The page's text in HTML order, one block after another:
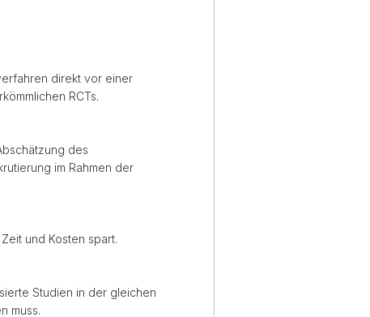
direkt vor einer
RCTs.
des
im Rahmen der
und Kosten spart.
Studien in der gleichen
muss.